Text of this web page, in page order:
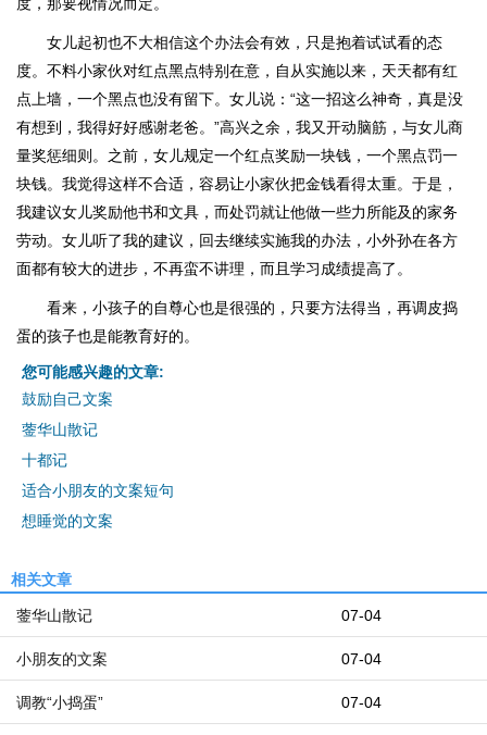
女儿起初也不大相信这个办法会有效，只是抱着试试看的态
度。不料小家伙对红点黑点特别在意，自从实施以来，天天都有红
点上墙，一个黑点也没有留下。女儿说：“这一招这么神奇，真是没
有想到，我得好好感谢老爸。”高兴之余，我又开动脑筋，与女儿商
量奖惩细则。之前，女儿规定一个红点奖励一块钱，一个黑点罚一
块钱。我觉得这样不合适，容易让小家伙把金钱看得太重。于是，
我建议女儿奖励他书和文具，而处罚就让他做一些力所能及的家务
劳动。女儿听了我的建议，回去继续实施我的办法，小外孙在各方
面都有较大的进步，不再蛮不讲理，而且学习成绩提高了。
看来，小孩子的自尊心也是很强的，只要方法得当，再调皮捣
蛋的孩子也是能教育好的。
您可能感兴趣的文章:
鼓励自己文案
蓥华山散记
十都记
适合小朋友的文案短句
想睡觉的文案
相关文章
07-04
蓥华山散记
07-04
小朋友的文案
07-04
调教“小捣蛋”